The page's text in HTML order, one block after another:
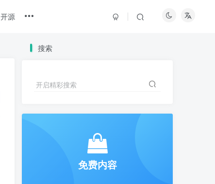
开源
搜索
开启精彩搜索
免费内容